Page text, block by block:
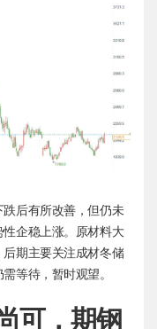
后有所改善，但仍未
企稳上涨。原材料大
期主要关注成材冬储
等待，暂时观望。
可，期钢